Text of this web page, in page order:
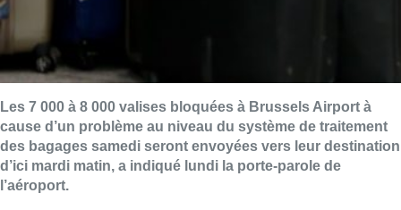
Les 7 000 à 8 000 valises bloquées à Brussels Airport à
cause d’un problème au niveau du système de traitement
des bagages samedi seront envoyées vers leur destination
d’ici mardi matin, a indiqué lundi la porte-parole de
l’aéroport.